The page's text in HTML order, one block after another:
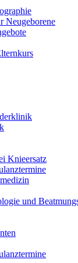
Neugeborene
Knieersatz
und